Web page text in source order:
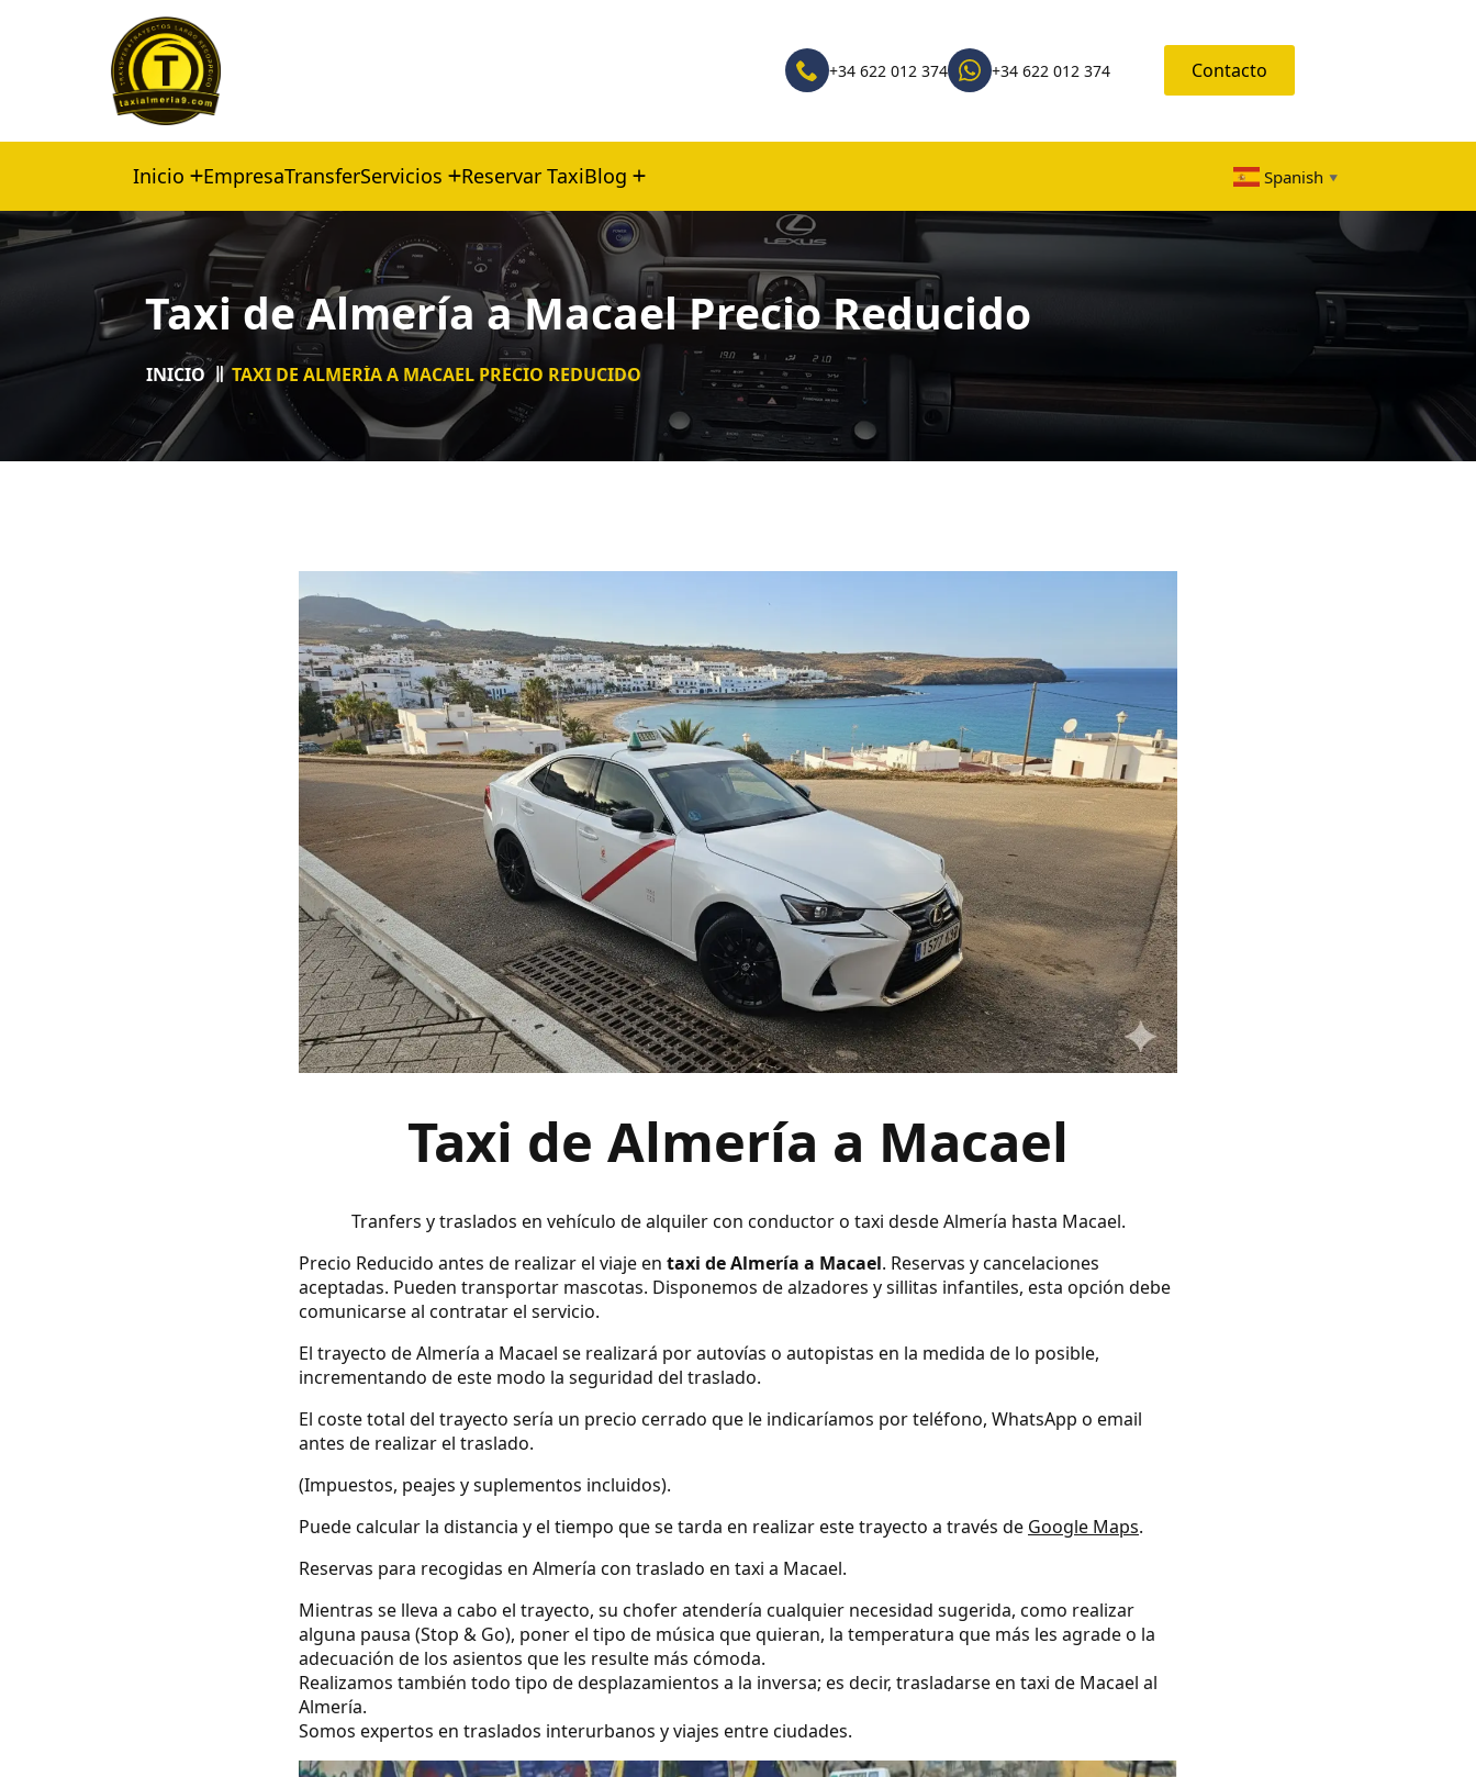
+34 622 012 374 +34 622 012 374 Contacto
Inicio EmpresaTransferServicios Reservar TaxiBlog Spanish ▼
Taxi de Almería a Macael Precio Reducido
INICIO TAXI DE ALMERÍA A MACAEL PRECIO REDUCIDO
Taxi de Almería a Macael
Tranfers y traslados en vehículo de alquiler con conductor o taxi desde Almería hasta Macael.
Precio Reducido antes de realizar el viaje en taxi de Almería a Macael. Reservas y cancelaciones
aceptadas. Pueden transportar mascotas. Disponemos de alzadores y sillitas infantiles, esta opción debe
comunicarse al contratar el servicio.
El trayecto de Almería a Macael se realizará por autovías o autopistas en la medida de lo posible,
incrementando de este modo la seguridad del traslado.
El coste total del trayecto sería un precio cerrado que le indicaríamos por teléfono, WhatsApp o email
antes de realizar el traslado.
(Impuestos, peajes y suplementos incluidos).
Puede calcular la distancia y el tiempo que se tarda en realizar este trayecto a través de Google Maps.
Reservas para recogidas en Almería con traslado en taxi a Macael.
Mientras se lleva a cabo el trayecto, su chofer atendería cualquier necesidad sugerida, como realizar
alguna pausa (Stop & Go), poner el tipo de música que quieran, la temperatura que más les agrade o la
adecuación de los asientos que les resulte más cómoda.
Realizamos también todo tipo de desplazamientos a la inversa; es decir, trasladarse en taxi de Macael al
Almería.
Somos expertos en traslados interurbanos y viajes entre ciudades.